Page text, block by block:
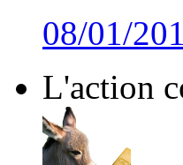
08/01/
L'action